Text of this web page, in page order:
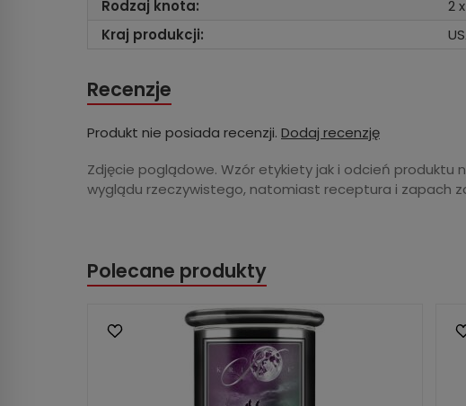
Rodzaj knota:
2
Kraj produkcji:
Recenzje
Produkt nie posiada recenzji. Dodaj recenzję
Zdjęcie poglądowe. Wzór etykiety jak i odcień produktu
wyglądu rzeczywistego, natomiast receptura i zapach
Polecane produkty